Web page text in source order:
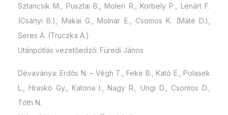
Sztancsik M., Pusztai B., Moleri R., Korbely P., Lénárt F.
(Csányi B.), Makai G., Molnár E., Csomos K. (Máté D.),
Seres Á. (Truczka Á.)
Utánpótlás vezetőedző: Füredi János
Dévaványa: Erdős N. – Végh T., Feke B., Kató E., Polasek
L., Hraskó Gy., Katona I., Nagy R., Ungi D., Csontos D.,
Tóth N.